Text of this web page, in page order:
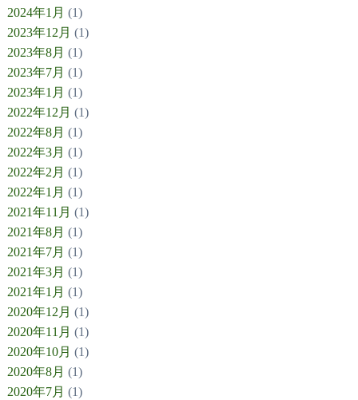
2024年1月 (1)
2023年12月 (1)
2023年8月 (1)
2023年7月 (1)
2023年1月 (1)
2022年12月 (1)
2022年8月 (1)
2022年3月 (1)
2022年2月 (1)
2022年1月 (1)
2021年11月 (1)
2021年8月 (1)
2021年7月 (1)
2021年3月 (1)
2021年1月 (1)
2020年12月 (1)
2020年11月 (1)
2020年10月 (1)
2020年8月 (1)
2020年7月 (1)